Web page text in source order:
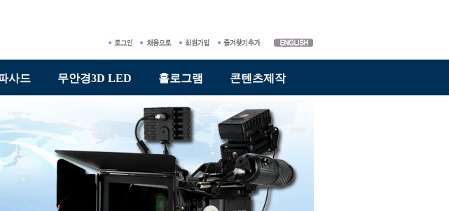
사드 무안경3D LED 홀로그램 콘텐츠제작